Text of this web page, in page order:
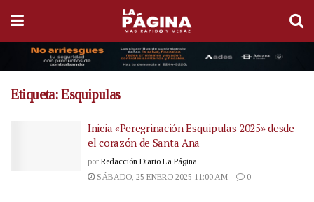
Etiqueta:Esquipulas
Inicia «Peregrinación Esquipulas 2025» desde
el corazón de Santa Ana
por Redacción Diario La Página
SÁBADO, 25 ENERO 2025 11:00 AM
0